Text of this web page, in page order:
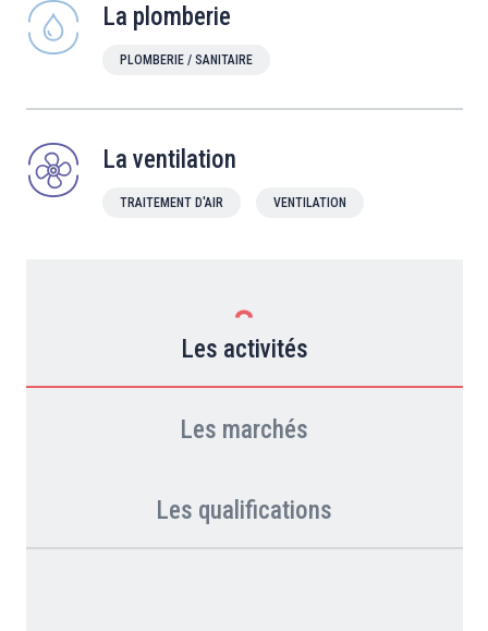
La plomberie
PLOMBERIE / SANITAIRE
La ventilation
TRAITEMENT D'AIR VENTILATION
Les activités
Les marchés
Les qualifications